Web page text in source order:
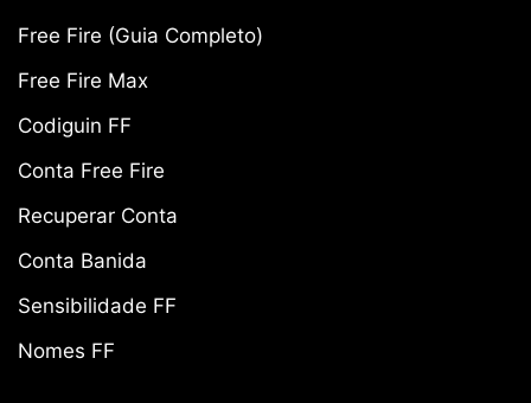
Free Fire (Guia Completo)
Free Fire Max
Codiguin FF
Conta Free Fire
Recuperar Conta
Conta Banida
Sensibilidade FF
Nomes FF